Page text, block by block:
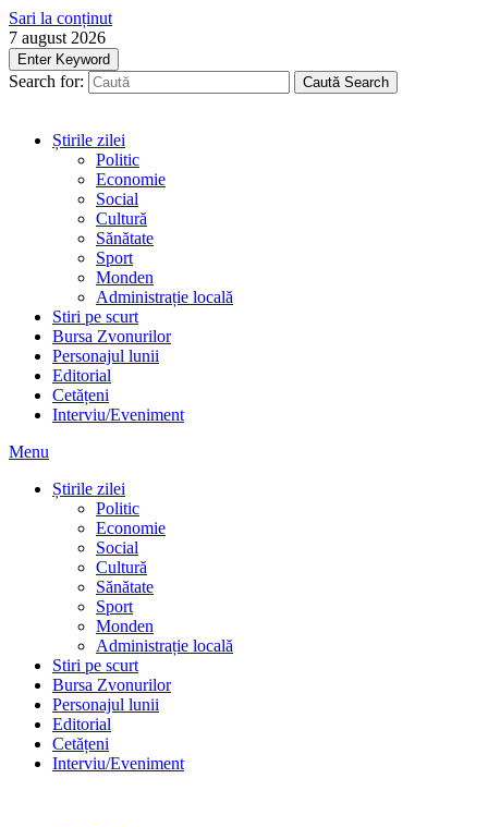
Sari la conținut
7 august 2026
Enter Keyword
Search for: Caută Search
Știrile zilei
Politic
Economie
Social
Cultură
Sănătate
Sport
Monden
Administrație locală
Stiri pe scurt
Bursa Zvonurilor
Personajul lunii
Editorial
Cetățeni
Interviu/Eveniment
Menu
Știrile zilei
Politic
Economie
Social
Cultură
Sănătate
Sport
Monden
Administrație locală
Stiri pe scurt
Bursa Zvonurilor
Personajul lunii
Editorial
Cetățeni
Interviu/Eveniment